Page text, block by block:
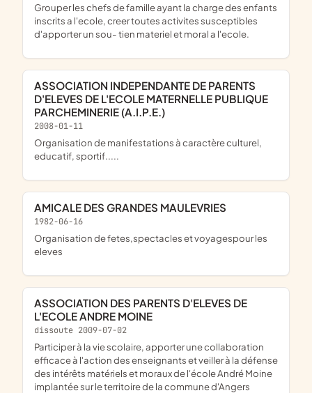
Grouper les chefs de famille ayant la charge des enfants
inscrits a l'ecole, creer toutes activites susceptibles
d'apporter un sou- tien materiel et moral a l'ecole.
ASSOCIATION INDEPENDANTE DE PARENTS
D'ELEVES DE L'ECOLE MATERNELLE PUBLIQUE
PARCHEMINERIE (A.I.P.E.)
2008-01-11
Organisation de manifestations à caractère culturel,
educatif, sportif.....
AMICALE DES GRANDES MAULEVRIES
1982-06-16
Organisation de fetes,spectacles et voyagespour les
eleves
ASSOCIATION DES PARENTS D'ELEVES DE
L'ECOLE ANDRE MOINE
dissoute 2009-07-02
participer à la vie scolaire, apporter une collaboration
efficace à l'action des enseignants et veiller à la défense
des intérêts matériels et moraux de l'école André Moine
implantée sur le territoire de la commune d'Angers